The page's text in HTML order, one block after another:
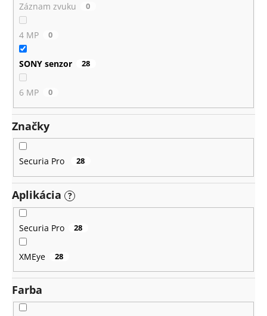
Záznam zvuku 0
4 MP 0
SONY senzor 28
6 MP 0
Značky
Securia Pro 28
Aplikácia ?
Securia Pro 28
XMEye 28
Farba